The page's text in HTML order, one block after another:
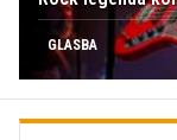
GLASBA